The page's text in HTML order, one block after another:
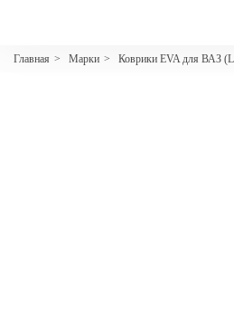
Главная > Марки > Коврики EVA для ВАЗ
2200